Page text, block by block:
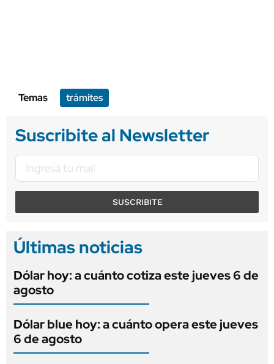
Temas trámites
Suscribite al Newsletter
SUSCRIBITE
Últimas noticias
Dólar hoy: a cuánto cotiza este jueves 6 de
agosto
Dólar blue hoy: a cuánto opera este jueves
6 de agosto